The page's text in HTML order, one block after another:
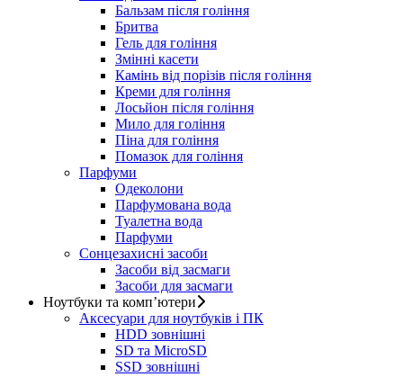
Бальзам після гоління
Бритва
Гель для гоління
Змінні касети
Камінь від порізів після гоління
Креми для гоління
Лосьйон після гоління
Мило для гоління
Піна для гоління
Помазок для гоління
Парфуми
Одеколони
Парфумована вода
Туалетна вода
Парфуми
Сонцезахисні засоби
Засоби від засмаги
Засоби для засмаги
Ноутбуки та комп’ютери
Аксесуари для ноутбуків і ПК
HDD зовнішні
SD та MicroSD
SSD зовнішні